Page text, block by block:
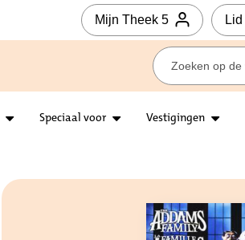
Mijn Theek 5
Speciaal voor Vestigingen